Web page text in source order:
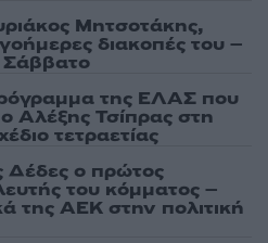
Μητσοτάκης,
διακοπές του –
της ΕΛΑΣ που
Αλέξης Τσίπρας στη
τετραετίας
ο πρώτος
του κόμματος –
της ΑΕΚ στην πολιτική